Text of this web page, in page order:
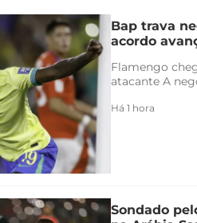
Bap trava
acordo
Flamengo
atacante A
Há 1 hora
Sondado